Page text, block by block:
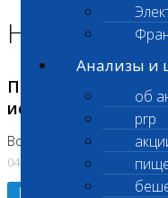
Анализы и
об
prp
Новости
Приостановка
исследований
Во Владыкино
04.08.2026
Подробнее